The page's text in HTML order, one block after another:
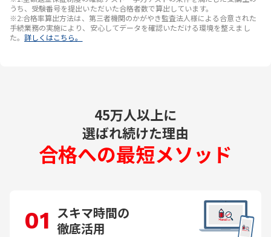
うち、受験番号を提出いただいた合格者数で算出しています。
※2:合格率算出方法は、第三者機関のかがやき監査法人様による合意された
手続業務の実施により、安心してデータを確認いただける環境を整えまし
た。詳しくはこちら。
45万人以上に
選ばれ続けた理由
合格への最短メソッド
01 スキマ時間の
徹底活用